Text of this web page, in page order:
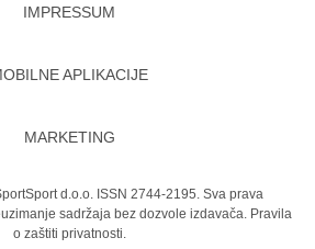
IMPRESSUM
APLIKACIJE
MARKETING
d.o.o. ISSN 2744-2195. Sva prava
sadržaja bez dozvole izdavača. Pravila
o zaštiti privatnosti.